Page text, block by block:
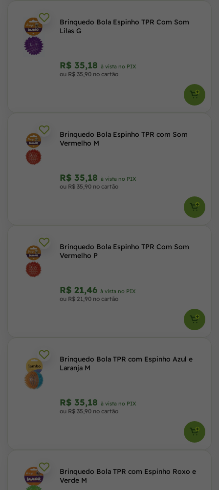
Brinquedo Bola Espinho TPR Com Som
Lilas G
R$ 35,18 à vista no PIX
ou R$ 35,90 no cartão
Brinquedo Bola Espinho TPR com Som
Vermelho M
R$ 35,18 à vista no PIX
ou R$ 35,90 no cartão
Brinquedo Bola Espinho TPR Com Som
Vermelho P
R$ 21,46 à vista no PIX
ou R$ 21,90 no cartão
Brinquedo Bola TPR com Espinho Azul e
Laranja M
R$ 35,18 à vista no PIX
ou R$ 35,90 no cartão
Brinquedo Bola TPR com Espinho Roxo e
Verde M